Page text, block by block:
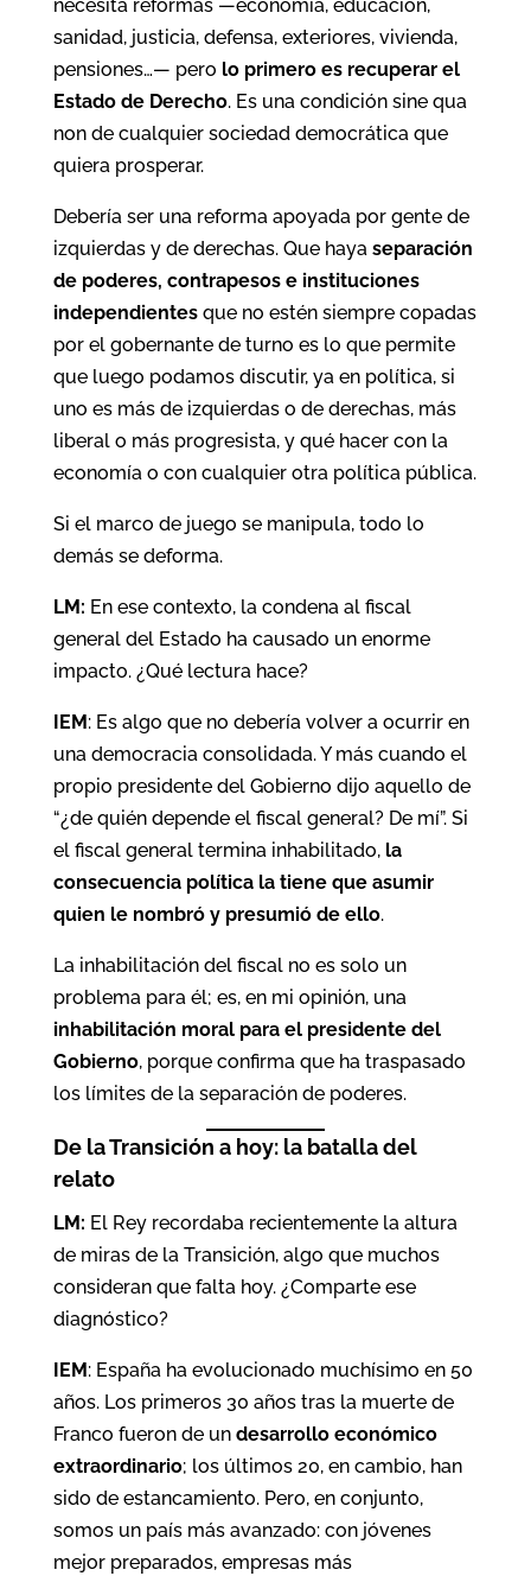
necesita reformas —economía, educación,
sanidad, justicia, defensa, exteriores, vivienda,
pensiones…— pero lo primero es recuperar el
Estado de Derecho. Es una condición sine qua
non de cualquier sociedad democrática que
quiera prosperar.
Debería ser una reforma apoyada por gente de
izquierdas y de derechas. Que haya separación
de poderes, contrapesos e instituciones
independientesque no estén siempre copadas
por el gobernante de turno es lo que permite
que luego podamos discutir, ya en política, si
uno es más de izquierdas o de derechas, más
liberal o más progresista, y qué hacer con la
economía o con cualquier otra política pública.
Si el marco de juego se manipula, todo lo
demás se deforma.
LM: En ese contexto, la condena al fiscal
general del Estado ha causado un enorme
impacto. ¿Qué lectura hace?
IEM : Es algo que no debería volver a ocurrir en
una democracia consolidada. Y más cuando el
propio presidente del Gobierno dijo aquello de
“¿de quién depende el fiscal general? De mí”. Si
el fiscal general termina inhabilitado, la
consecuencia política la tiene que asumir
quien le nombró y presumió de ello.
La inhabilitación del fiscal no es solo un
problema para él; es, en mi opinión, una
inhabilitación moral para el presidente del
Gobierno, porque confirma que ha traspasado
los límites de la separación de poderes.
De la Transición a hoy: la batalla del
relato
LM: El Rey recordaba recientemente la altura
de miras de la Transición, algo que muchos
consideran que falta hoy. ¿Comparte ese
diagnóstico?
IEM : España ha evolucionado muchísimo en 50
años. Los primeros 30 años tras la muerte de
Franco fueron de un desarrollo económico
extraordinario; los últimos 20, en cambio, han
sido de estancamiento. Pero, en conjunto,
somos un país más avanzado: con jóvenes
mejor preparados, empresas más